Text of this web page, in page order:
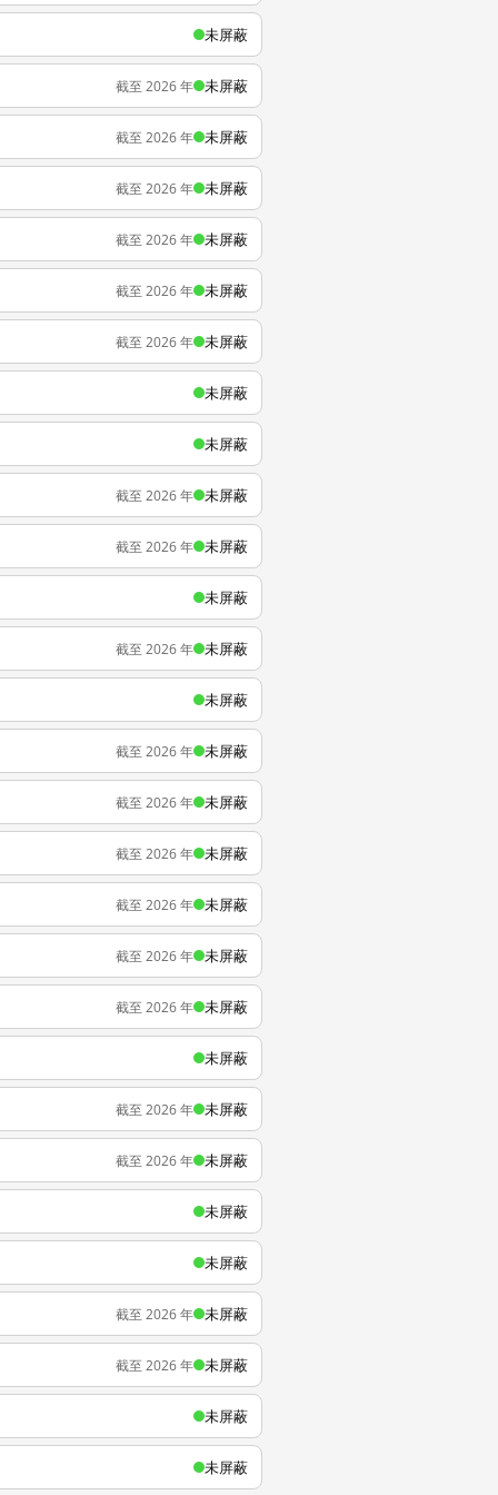
未屏蔽
截至 2026 年 未屏蔽
截至 2026 年 未屏蔽
截至 2026 年 未屏蔽
截至 2026 年 未屏蔽
截至 2026 年 未屏蔽
截至 2026 年 未屏蔽
未屏蔽
未屏蔽
截至 2026 年 未屏蔽
截至 2026 年 未屏蔽
未屏蔽
截至 2026 年 未屏蔽
未屏蔽
截至 2026 年 未屏蔽
截至 2026 年 未屏蔽
截至 2026 年 未屏蔽
截至 2026 年 未屏蔽
截至 2026 年 未屏蔽
截至 2026 年 未屏蔽
未屏蔽
截至 2026 年 未屏蔽
截至 2026 年 未屏蔽
未屏蔽
未屏蔽
截至 2026 年 未屏蔽
截至 2026 年 未屏蔽
未屏蔽
未屏蔽